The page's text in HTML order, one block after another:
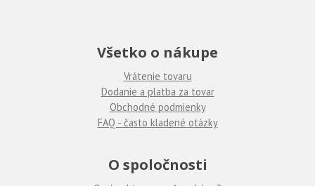
Všetko o nákupe
Vrátenie tovaru
Dodanie a platba za tovar
Obchodné podmienky
FAQ - často kladené otázky
O spoločnosti